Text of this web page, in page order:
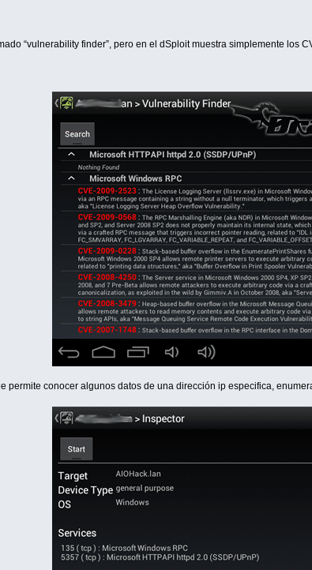
“vulnerability finder”, pero en el dSploit muestra simplemente los
permite conocer algunos datos de una dirección ip especifica,